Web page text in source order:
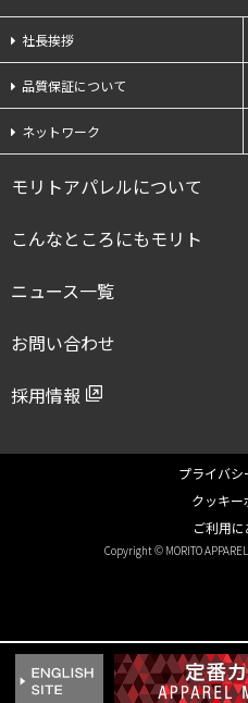
社長挨拶
品質保証について
ネットワーク
モリトアパレルについて
こんなところにもモリト
ニュース一覧
お問い合わせ
採用情報
プライバシ
クッキー
ご利用
Copyright © MORITO